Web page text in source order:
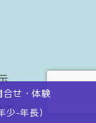
て
合せ・体験
少-年長)